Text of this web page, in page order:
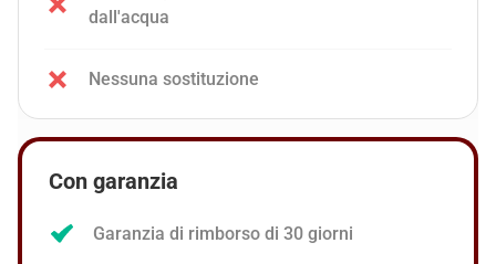
dall'acqua
Nessuna sostituzione
Con garanzia
Garanzia di rimborso di 30 giorni